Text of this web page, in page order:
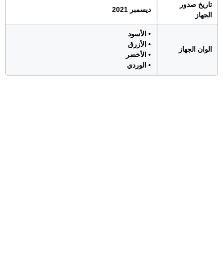
تاريخ صدور
الجهاز
ديسمبر 2021
الوان الجهاز
• الأسود
• الأزرق
• الأخضر
• الوردي